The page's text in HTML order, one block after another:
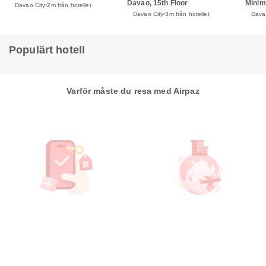
Davao City 2m från hotellet
Davao, 15th Floor
Davao City 3m från hotellet
Populärt hotell
Varför måste du resa med Airpaz